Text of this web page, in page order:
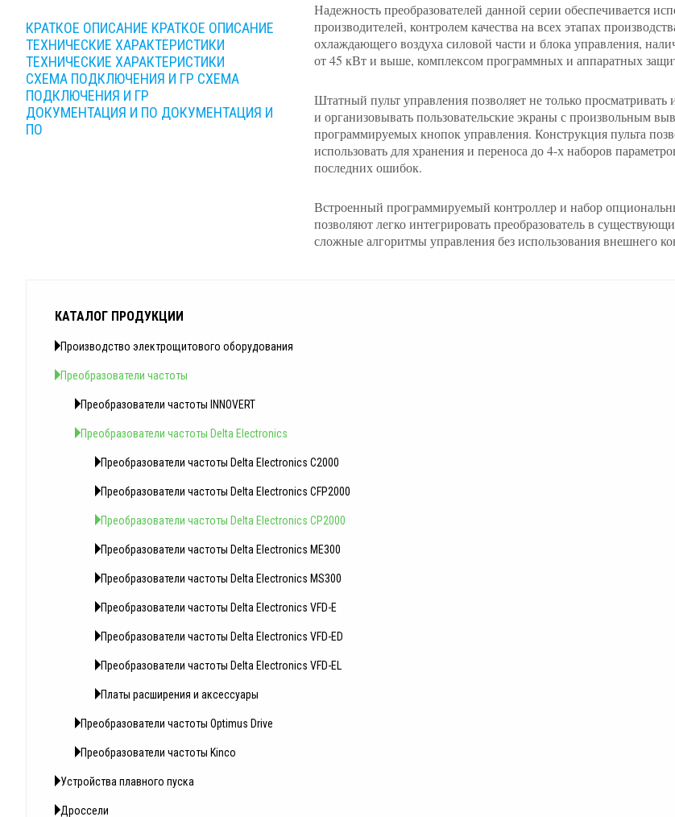
КРАТКОЕ ОПИСАНИЕ КРАТКОЕ ОПИСАНИЕ
ТЕХНИЧЕСКИЕ ХАРАКТЕРИСТИКИ
ТЕХНИЧЕСКИЕ ХАРАКТЕРИСТИКИ
СХЕМА ПОДКЛЮЧЕНИЯ И ГР СХЕМА
ПОДКЛЮЧЕНИЯ И ГР
ДОКУМЕНТАЦИЯ И ПО ДОКУМЕНТАЦИЯ И
ПО
Надежность преобразователей данной серии обеспечивается
производителей, контролем качества на всех этапах
охлаждающего воздуха силовой части и блока управления,
от 45 кВт и выше, комплексом программных и аппаратных
Штатный пульт управления позволяет не только
и организовывать пользовательские экраны с произвольным
программируемых кнопок управления. Конструкция пульта
использовать для хранения и переноса до 4-х наборов
последних ошибок.
Встроенный программируемый контроллер и набор
позволяют легко интегрировать преобразователь в
сложные алгоритмы управления без использования внешнего
КАТАЛОГ ПРОДУКЦИИ
Производство электрощитового оборудования
Преобразователи частоты
Преобразователи частоты INNOVERT
Преобразователи частоты Delta Electronics
Преобразователи частоты Delta Electronics C2000
Преобразователи частоты Delta Electronics CFP2000
Преобразователи частоты Delta Electronics CP2000
Преобразователи частоты Delta Electronics ME300
Преобразователи частоты Delta Electronics MS300
Преобразователи частоты Delta Electronics VFD-E
Преобразователи частоты Delta Electronics VFD-ED
Преобразователи частоты Delta Electronics VFD-EL
Платы расширения и аксессуары
Преобразователи частоты Optimus Drive
Преобразователи частоты Kinco
Устройства плавного пуска
Дроссели